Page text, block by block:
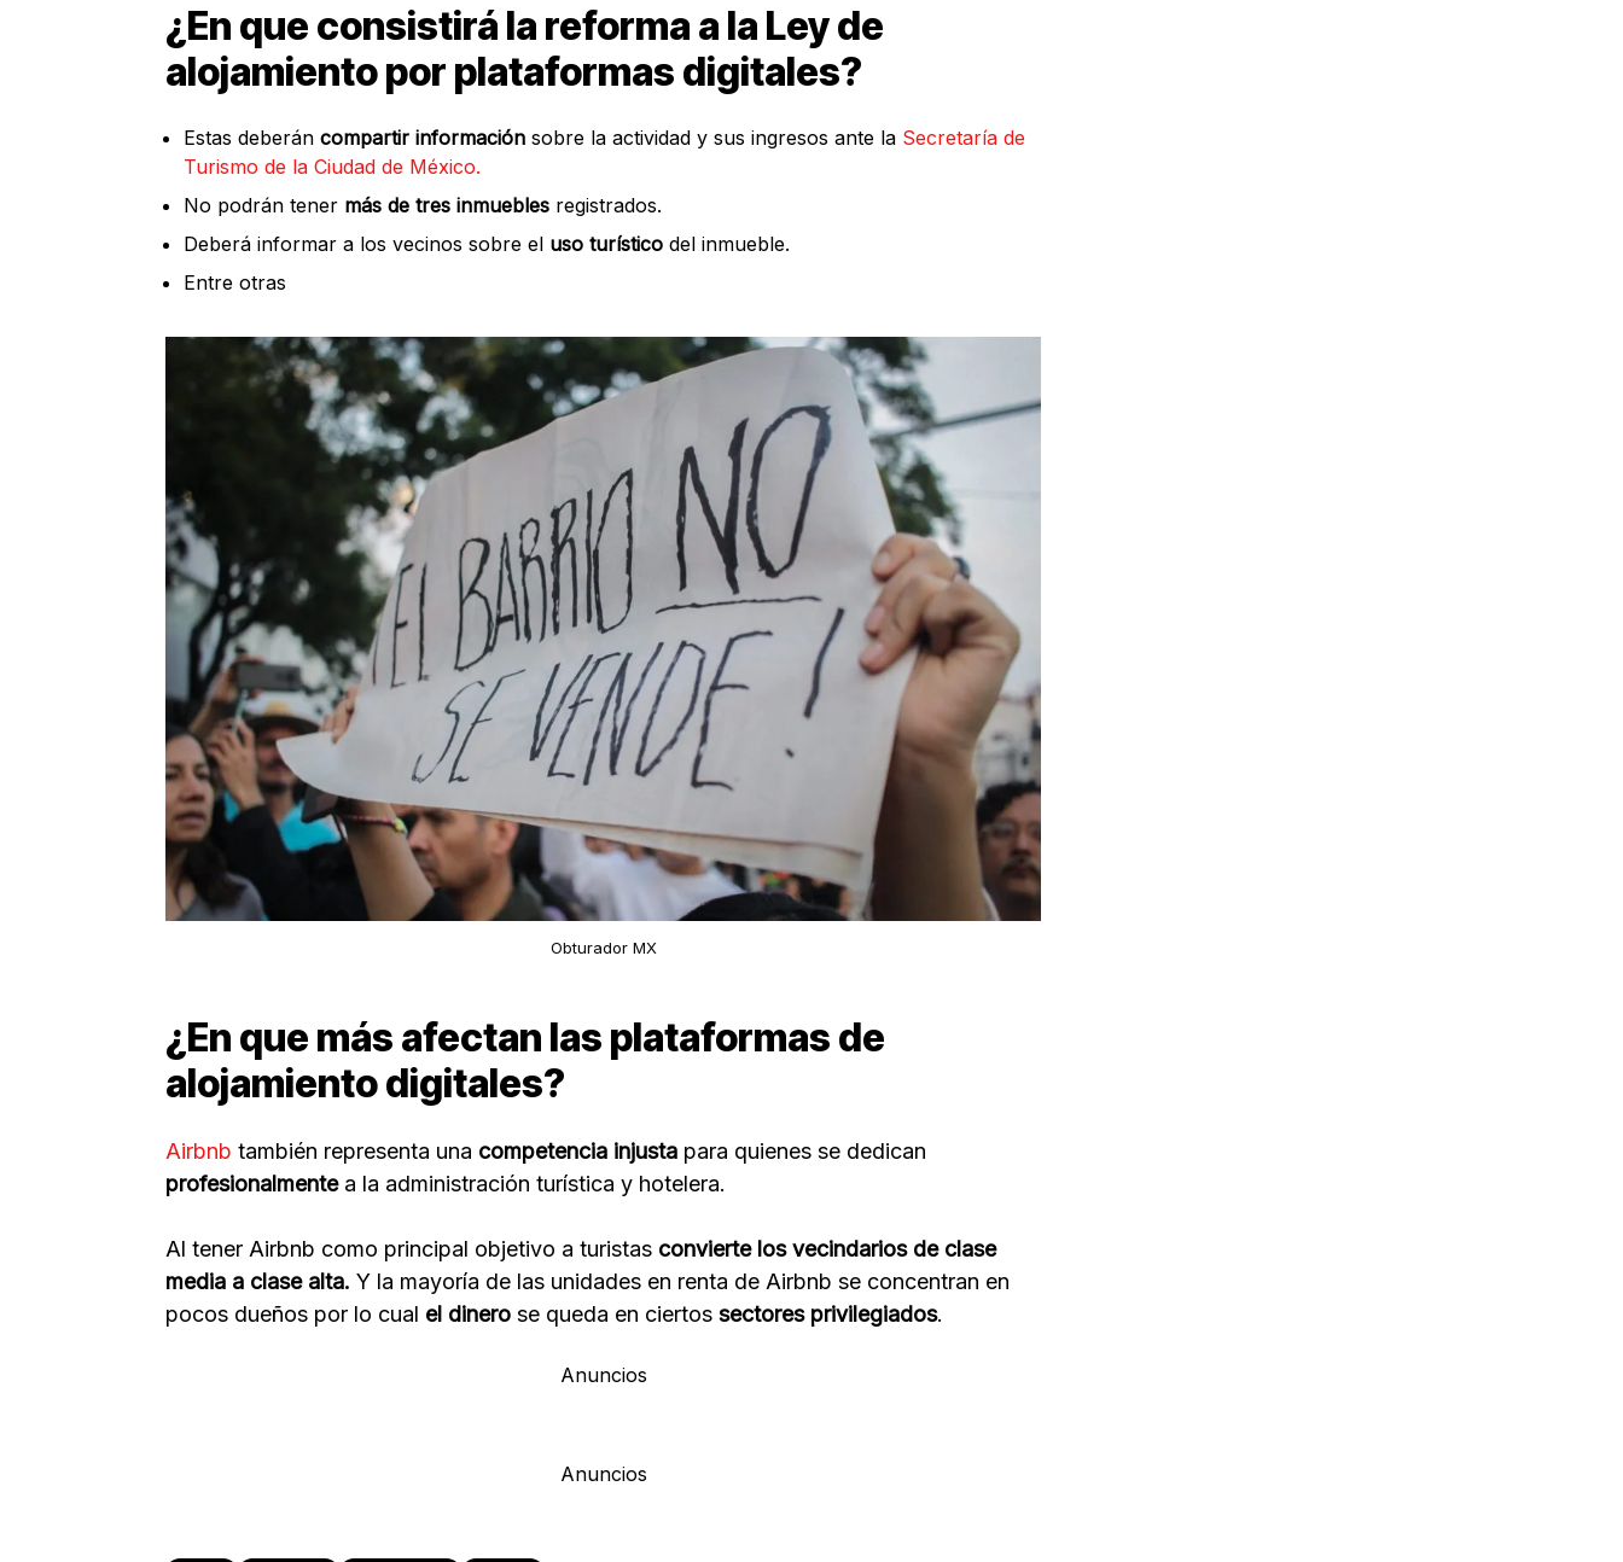
¿En que consistirá la reforma a la Ley de
alojamiento por plataformas digitales?
Estas deberán compartir información sobre la actividad y sus ingresos ante la Secretaría de
Turismo de la Ciudad de México.
No podrán tener más de tres inmuebles registrados.
Deberá informar a los vecinos sobre el uso turístico del inmueble.
Entre otras
Obturador MX
¿En que más afectan las plataformas de
alojamiento digitales?
Airbnb también representa una competencia injusta para quienes se dedican
profesionalmente a la administración turística y hotelera.
Al tener Airbnb como principal objetivo a turistas convierte los vecindarios de clase
media a clase alta. Y la mayoría de las unidades en renta de Airbnb se concentran en
pocos dueños por lo cual el dinero se queda en ciertos sectores privilegiados.
Anuncios
Anuncios